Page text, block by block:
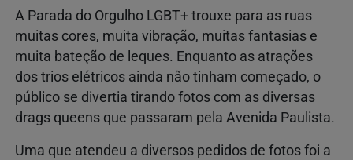
A Parada do Orgulho LGBT+ trouxe para as ruas
muitas cores, muita vibração, muitas fantasias e
muita bateção de leques. Enquanto as atrações
dos trios elétricos ainda não tinham começado, o
público se divertia tirando fotos com as diversas
drags queens que passaram pela Avenida Paulista.
Uma que atendeu a diversos pedidos de fotos foi a